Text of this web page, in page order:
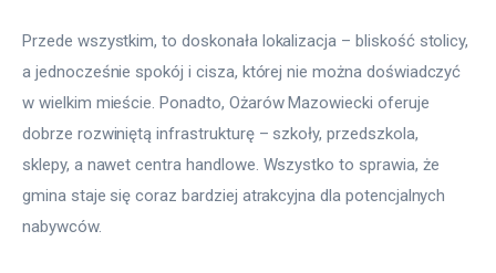
Przede wszystkim, to doskonała lokalizacja – bliskość stolicy,
a jednocześnie spokój i cisza, której nie można doświadczyć
w wielkim mieście. Ponadto, Ożarów Mazowiecki oferuje
dobrze rozwiniętą infrastrukturę – szkoły, przedszkola,
sklepy, a nawet centra handlowe. Wszystko to sprawia, że
gmina staje się coraz bardziej atrakcyjna dla potencjalnych
nabywców.